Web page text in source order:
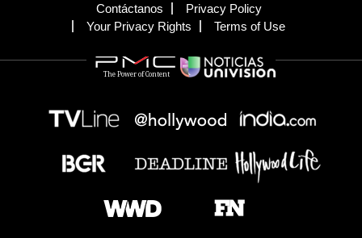
Contáctanos
Privacy Policy
Your Privacy Rights
Terms of Use
The Power of Content